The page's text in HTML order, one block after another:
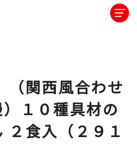
（関西風合わせ
１０種具材の
２食入（２９１